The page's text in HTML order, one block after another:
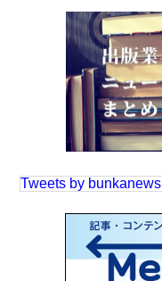
Tweets by bunkanews